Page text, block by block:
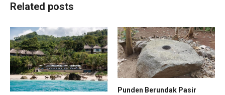
Related posts
Punden Berundak Pasir